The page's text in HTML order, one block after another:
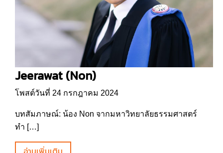
Jeerawat (Non)
โพสต์วันที่ 24 กรกฎาคม 2024
บทสัมภาษณ์: น้อง Non จากมหาวิทยาลัยธรรมศาสตร์
ทำ […]